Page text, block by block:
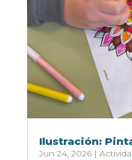
Ilustración:
Jun 24, 2026|